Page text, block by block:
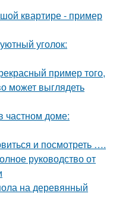
квартире - пример
уголок:
пример того,
может выглядеть
частном доме:
и посмотреть ….
руководство от
на деревянный